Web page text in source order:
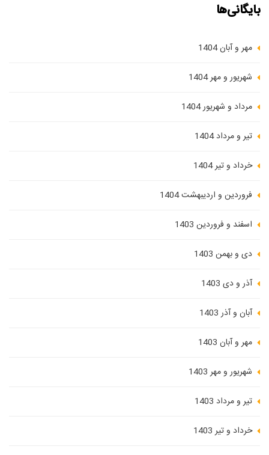
بایگانی‌ها
مهر و آبان 1404
شهریور و مهر 1404
مرداد و شهریور 1404
تیر و مرداد 1404
خرداد و تیر 1404
فروردین و اردیبهشت 1404
اسفند و فروردین 1403
دی و بهمن 1403
آذر و دی 1403
آبان و آذر 1403
مهر و آبان 1403
شهریور و مهر 1403
تیر و مرداد 1403
خرداد و تیر 1403